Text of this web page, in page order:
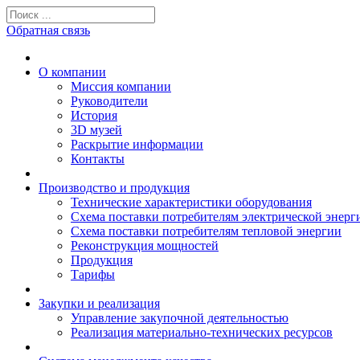
Обратная связь
О компании
Миссия компании
Руководители
История
3D музей
Раскрытие информации
Контакты
Производство и продукция
Технические характеристики оборудования
Схема поставки потребителям электрической
Схема поставки потребителям тепловой энергии
Реконструкция мощностей
Продукция
Тарифы
Закупки и реализация
Управление закупочной деятельностью
Реализация материально-технических ресурсов